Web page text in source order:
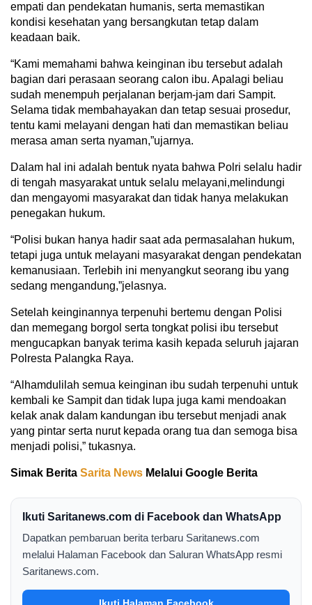
empati dan pendekatan humanis, serta memastikan
kondisi kesehatan yang bersangkutan tetap dalam
keadaan baik.
“Kami memahami bahwa keinginan ibu tersebut adalah
bagian dari perasaan seorang calon ibu. Apalagi beliau
sudah menempuh perjalanan berjam-jam dari Sampit.
Selama tidak membahayakan dan tetap sesuai prosedur,
tentu kami melayani dengan hati dan memastikan beliau
merasa aman serta nyaman,”ujarnya.
Dalam hal ini adalah bentuk nyata bahwa Polri selalu hadir
di tengah masyarakat untuk selalu melayani,melindungi
dan mengayomi masyarakat dan tidak hanya melakukan
penegakan hukum.
“Polisi bukan hanya hadir saat ada permasalahan hukum,
tetapi juga untuk melayani masyarakat dengan pendekatan
kemanusiaan. Terlebih ini menyangkut seorang ibu yang
sedang mengandung,”jelasnya.
Setelah keinginannya terpenuhi bertemu dengan Polisi
dan memegang borgol serta tongkat polisi ibu tersebut
mengucapkan banyak terima kasih kepada seluruh jajaran
Polresta Palangka Raya.
“Alhamdulilah semua keinginan ibu sudah terpenuhi untuk
kembali ke Sampit dan tidak lupa juga kami mendoakan
kelak anak dalam kandungan ibu tersebut menjadi anak
yang pintar serta nurut kepada orang tua dan semoga bisa
menjadi polisi,” tukasnya.
Simak Berita Sarita News Melalui Google Berita
Ikuti Saritanews.com di Facebook dan WhatsApp
Dapatkan pembaruan berita terbaru Saritanews.com
melalui Halaman Facebook dan Saluran WhatsApp resmi
Saritanews.com.